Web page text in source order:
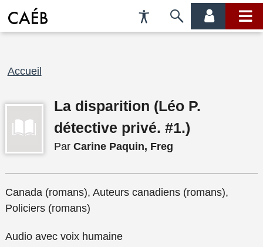
Préférences
d'accessibilité
Passer
menu
menu
Fil
Accueil
La disparition (Léo P.
détective privé. #1.)
Par Carine Paquin, Freg
Canada (romans), Auteurs canadiens (romans),
Policiers (romans)
Audio avec voix humaine